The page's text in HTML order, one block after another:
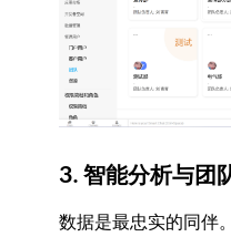
3. 智能分析与团
数据是最忠实的同伴